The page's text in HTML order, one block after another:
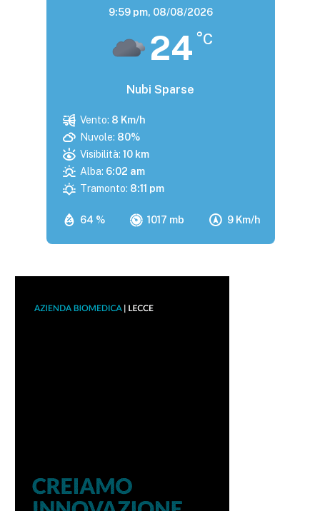
9:59 pm, 08/08/2026
24 °C
Nubi Sparse
64 % 1017 mb 9 Km/h
Vento: 8 Km/h
Nuvole: 80%
Visibilità: 10 km
Alba: 6:02 am
Tramonto: 8:11 pm